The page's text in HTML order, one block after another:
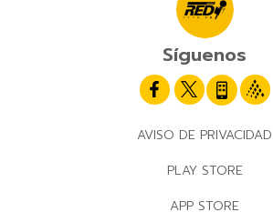
Síguenos
AVISO DE PRIVACIDAD
PLAY STORE
APP STORE